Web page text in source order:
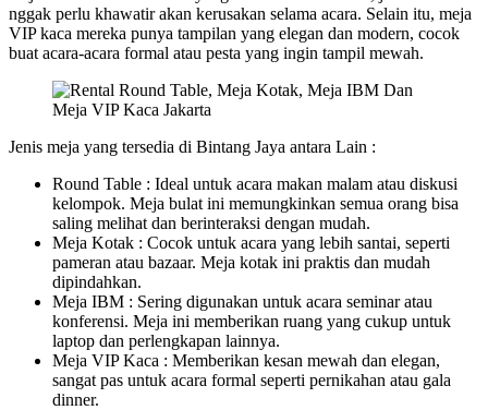
nggak perlu khawatir akan kerusakan selama acara. Selain itu, meja
VIP kaca mereka punya tampilan yang elegan dan modern, cocok
buat acara-acara formal atau pesta yang ingin tampil mewah.
Jenis meja yang tersedia di Bintang Jaya antara Lain :
Round Table : Ideal untuk acara makan malam atau diskusi
kelompok. Meja bulat ini memungkinkan semua orang bisa
saling melihat dan berinteraksi dengan mudah.
Meja Kotak : Cocok untuk acara yang lebih santai, seperti
pameran atau bazaar. Meja kotak ini praktis dan mudah
dipindahkan.
Meja IBM : Sering digunakan untuk acara seminar atau
konferensi. Meja ini memberikan ruang yang cukup untuk
laptop dan perlengkapan lainnya.
Meja VIP Kaca : Memberikan kesan mewah dan elegan,
sangat pas untuk acara formal seperti pernikahan atau gala
dinner.